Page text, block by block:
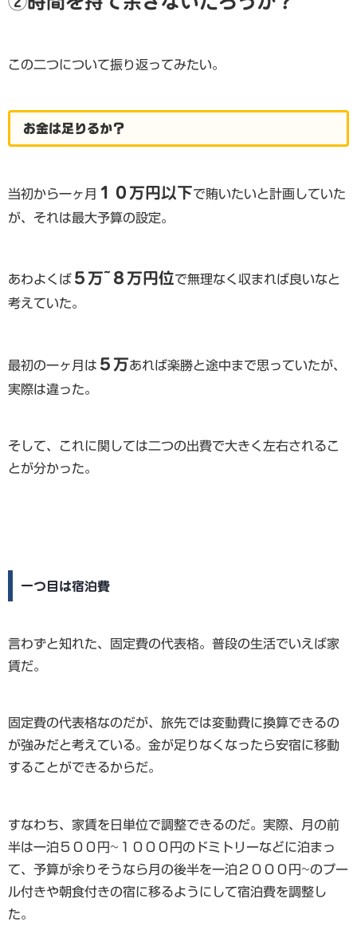
この二つについて振り返ってみたい。
お金は足りるか？
当初から一ヶ月 １０万円以下で賄いたいと計画していた
が、それは最大予算の設定。
あわよくば ５万~８万円位で無理なく収まれば良いなと
考えていた。
最初の一ヶ月は ５万あれば楽勝と途中まで思っていたが、
実際は違った。
そして、これに関しては二つの出費で大きく左右されるこ
とが分かった。
一つ目は宿泊費
言わずと知れた、固定費の代表格。普段の生活でいえば家
賃だ。
固定費の代表格なのだが、旅先では変動費に換算できるの
が強みだと考えている。金が足りなくなったら安宿に移動
することができるからだ。
すなわち、家賃を日単位で調整できるのだ。実際、月の前
半は一泊５００円~１０００円のドミトリーなどに泊まっ
て、予算が余りそうなら月の後半を一泊２０００円~のプー
ル付きや朝食付きの宿に移るようにして宿泊費を調整し
た。